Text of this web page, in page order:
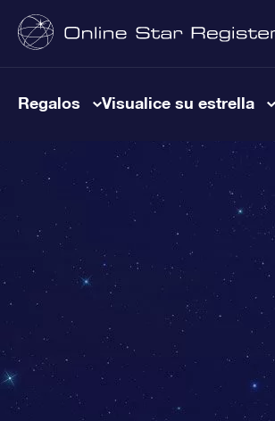
Regalos Visualice su estrella